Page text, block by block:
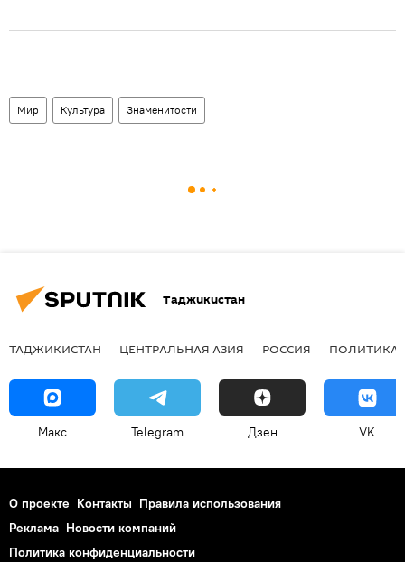
Мир Культура Знаменитости
Таджикистан
ТАДЖИКИСТАН ЦЕНТРАЛЬНАЯ АЗИЯ РОССИЯ ПОЛИТИКА
Макс Telegram Дзен VK
О проекте Контакты Правила использования
Реклама Новости компаний
Политика конфиденциальности